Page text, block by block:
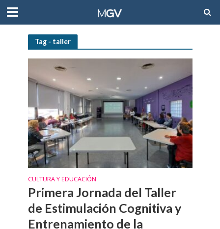
Tag - taller
CULTURA Y EDUCACIÓN
Primera Jornada del Taller
de Estimulación Cognitiva y
Entrenamiento de la